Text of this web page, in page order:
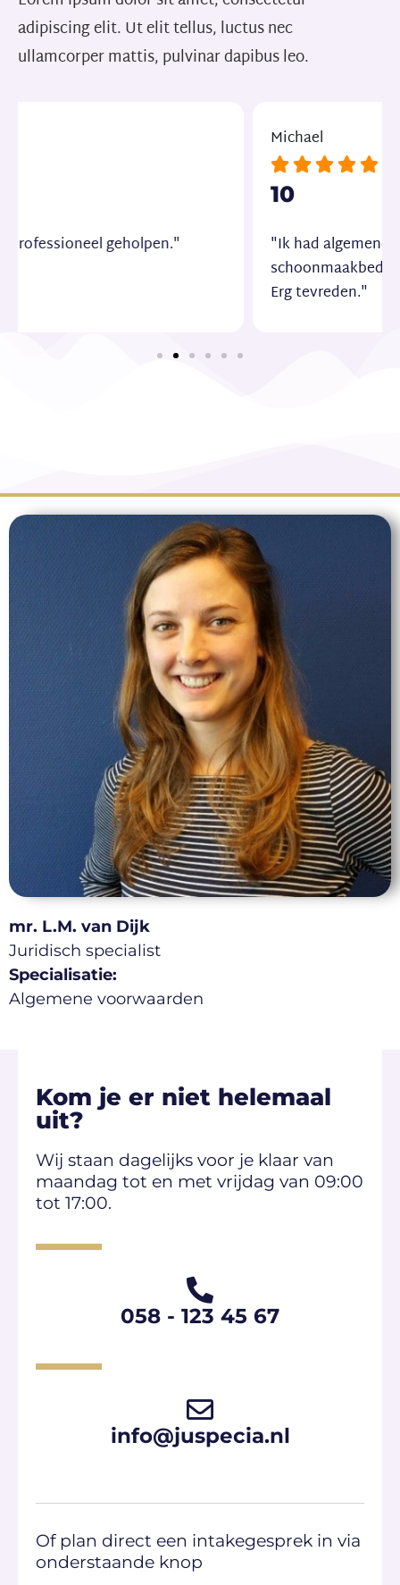
adipiscing elit. Ut elit tellus, luctus nec
ullamcorper mattis, pulvinar dapibus leo.
"Ik had algemene voorwaarden nodig voor mijn
schoonmaakbedrijf en ik ben goed geholpen.
mr. L.M. van Dijk
Juridisch specialist
Specialisatie:
Algemene voorwaarden
Kom je er niet helemaal
uit?
Wij staan dagelijks voor je klaar van
maandag tot en met vrijdag van 09:00
tot 17:00.
058 - 123 45 67​
info@juspecia.nl
Of plan direct een intakegesprek in via
onderstaande knop​